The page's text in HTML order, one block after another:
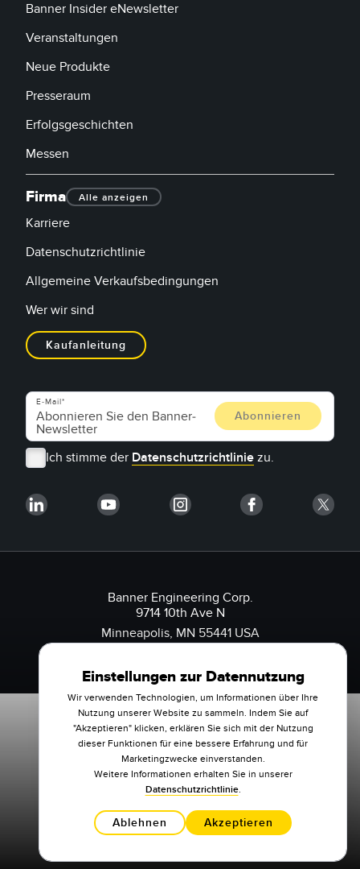
Banner Insider eNewsletter
Veranstaltungen
Neue Produkte
Presseraum
Erfolgsgeschichten
Messen
Firma Alle anzeigen
Karriere
Datenschutzrichtlinie
Allgemeine Verkaufsbedingungen
Wer wir sind
Kaufanleitung
E-Mail
Ich stimme der Datenschutzrichtlinie zu.
Banner Engineering Corp.
9714 10th Ave N
Minneapolis, MN 55441 USA
Einstellungen zur Datennutzung
Wir verwenden Technologien, um Informationen über Ihre
Nutzung unserer Website zu sammeln. Indem Sie auf
"Akzeptieren" klicken, erklären Sie sich mit der Nutzung
dieser Funktionen für eine bessere Erfahrung und für
Marketingzwecke einverstanden.
Weitere Informationen erhalten Sie in unserer
Datenschutzrichtlinie.
Ablehnen Akzeptieren